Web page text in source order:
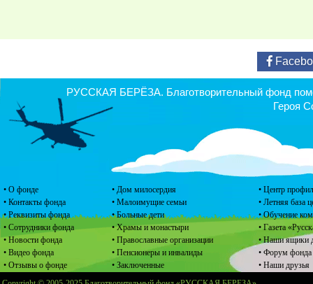
• О фонде
• Контакты фонда
• Реквизиты фонда
• Сотрудники фонда
• Новости фонда
• Видео фонда
• Отзывы о фонде
• Дом милосердия
• Малоимущие семьи
• Больные дети
• Храмы и монастыри
• Православные организации
• Пенсионеры и инвалиды
• Заключенные
• Центр
• Летняя база
• Обучение
• Газета
• Наши ящики
• Форум фонда
• Наши друзья
РУССКАЯ БЕРЁЗА. Благотворительный фонд
Героя